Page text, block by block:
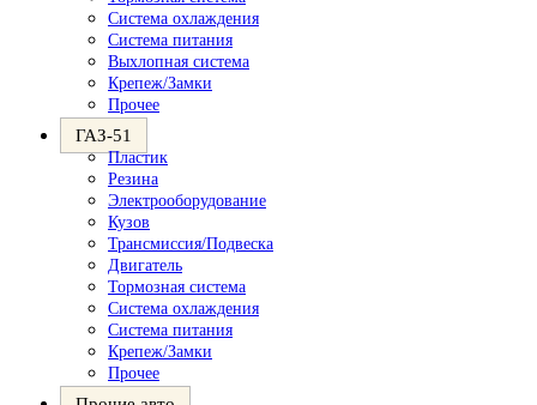
Система охлаждения
Система питания
Выхлопная система
Крепеж/Замки
Прочее
ГАЗ-51
Пластик
Резина
Электрооборудование
Кузов
Трансмиссия/Подвеска
Двигатель
Тормозная система
Система охлаждения
Система питания
Крепеж/Замки
Прочее